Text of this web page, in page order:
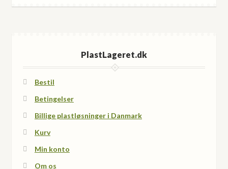
PlastLageret.dk
Bestil
Betingelser
Billige plastløsninger i Danmark
Kurv
Min konto
Om os